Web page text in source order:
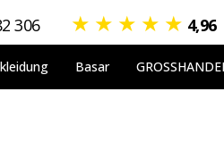
306 ★ ★ ★ ★ ★ 4,96
Basar